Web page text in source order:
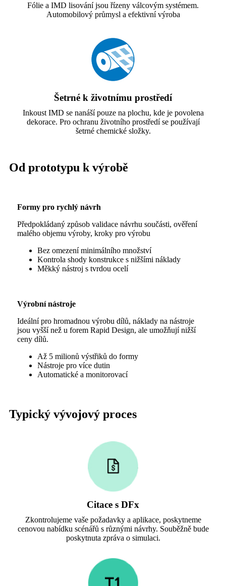
Fólie a IMD lisování jsou řízeny válcovým systémem.
Automobilový průmysl a efektivní výroba
Šetrné k životnímu prostředí
Inkoust IMD se nanáší pouze na plochu, kde je povolena
dekorace. Pro ochranu životního prostředí se používají
šetrné chemické složky.
Od prototypu k výrobě
Formy pro rychlý návrh
Předpokládaný způsob validace návrhu součásti, ověření
malého objemu výroby, kroky pro výrobu
Bez omezení minimálního množství
Kontrola shody konstrukce s nižšími náklady
Měkký nástroj s tvrdou ocelí
Výrobní nástroje
Ideální pro hromadnou výrobu dílů, náklady na nástroje
jsou vyšší než u forem Rapid Design, ale umožňují nižší
ceny dílů.
Až 5 milionů výstřiků do formy
Nástroje pro více dutin
Automatické a monitorovací
Typický vývojový proces
Citace s DFx
Zkontrolujeme vaše požadavky a aplikace, poskytneme
cenovou nabídku scénářů s různými návrhy. Souběžně bude
poskytnuta zpráva o simulaci.